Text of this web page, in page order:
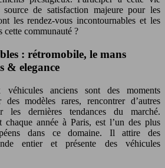
de satisfaction majeure pour les
les rendez-vous incontournables et les
cette communauté ?
: rétromobile, le mans
& elegance
anciens sont des moments
modèles rares, rencontrer d’autres
les dernières tendances du marché.
année à Paris, est l’un des plus
dans ce domaine. Il attire des
entier et présente des véhicules